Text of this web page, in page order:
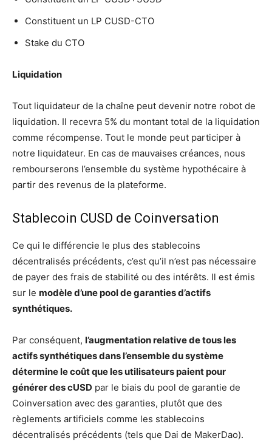
Constituent un LP CUSD-CTO
Stake du CTO
Liquidation
Tout liquidateur de la chaîne peut devenir notre robot de
liquidation. Il recevra 5% du montant total de la liquidation
comme récompense. Tout le monde peut participer à
notre liquidateur. En cas de mauvaises créances, nous
rembourserons l’ensemble du système hypothécaire à
partir des revenus de la plateforme.
Stablecoin CUSD de Coinversation
Ce qui le différencie le plus des stablecoins
décentralisés précédents, c’est qu’il n’est pas nécessaire
de payer des frais de stabilité ou des intérêts. Il est émis
sur le modèle d’une pool de garanties d’actifs
synthétiques.
Par conséquent, l’augmentation relative de tous les
actifs synthétiques dans l’ensemble du système
détermine le coût que les utilisateurs paient pour
générer des cUSD par le biais du pool de garantie de
Coinversation avec des garanties, plutôt que des
règlements artificiels comme les stablecoins
décentralisés précédents (tels que Dai de MakerDao).